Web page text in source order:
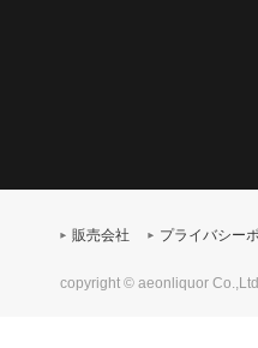
販売会社 プライバシー
copyright © aeonliquor